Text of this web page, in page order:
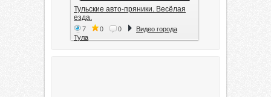
Тульские авто-пряники. Весёлая
езда.
7 0 0
Видео города
Тула